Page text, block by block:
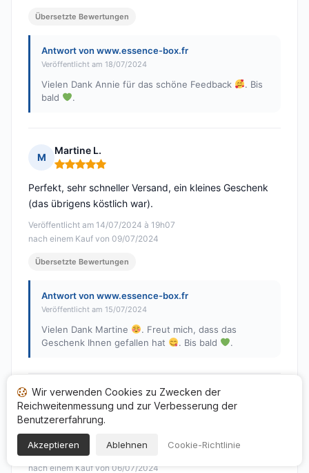
Übersetzte Bewertungen
Antwort von www.essence-box.fr
Veröffentlicht am 18/07/2024
Vielen Dank Annie für das schöne Feedback
. Bis
bald
.
M
Martine L.
Hinweis: 5 von 5
Veröffentlicht am 14/07/2024 à 19h07
nach einem Kauf von 09/07/2024
Perfekt, sehr schneller Versand, ein kleines Geschenk
(das übrigens köstlich war).
Übersetzte Bewertungen
Antwort von www.essence-box.fr
Veröffentlicht am 15/07/2024
Vielen Dank Martine
. Freut mich, dass das
Geschenk Ihnen gefallen hat
. Bis bald .
R
RICHARD G.
Hinweis: 5 von 5
Veröffentlicht am 14/07/2024 à 17h47
nach einem Kauf von 06/07/2024
Perfekt
Wir verwenden Cookies zu Zwecken der
Reichweitenmessung und zur Verbesserung der
Benutzererfahrung.
Akzeptieren Ablehnen Cookie-Richtlinie